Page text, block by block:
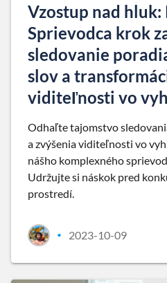
Vzostup nad
Sprievodca krok
sledovanie
slov a
viditeľnosti vo
Odhaľte tajomstvo
a zvýšenia viditeľnosti vo
nášho komplexného
Udržujte si náskok pred
prostredí.
• 2023-10-09